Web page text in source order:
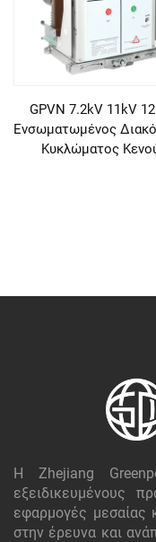
GPVN 7.2kV 11kV
Ενσωματωμένος
Κυκλώματος
Η Zhejiang
εξειδικευμένους
εφαρμογές μεσαίας
στην έρευνα και